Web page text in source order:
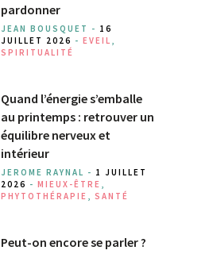
pardonner
JEAN BOUSQUET - 16
JUILLET 2026 - EVEIL
SPIRITUALITÉ
Quand l’énergie s’emballe
au printemps : retrouver un
équilibre nerveux et
intérieur
JEROME RAYNAL - 1 JUILLET
2026 - MIEUX-ÊTRE
PHYTOTHÉRAPIE
SANTÉ
Peut-on encore se parler ?